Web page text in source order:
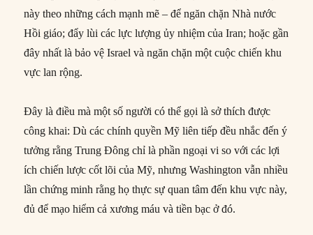
này theo những cách mạnh mẽ – để ngăn chặn Nhà nước
Hồi giáo; đẩy lùi các lực lượng ủy nhiệm của Iran; hoặc gần
đây nhất là bảo vệ Israel và ngăn chặn một cuộc chiến khu
vực lan rộng.
Đây là điều mà một số người có thể gọi là sở thích được
công khai: Dù các chính quyền Mỹ liên tiếp đều nhắc đến ý
tưởng rằng Trung Đông chỉ là phần ngoại vi so với các lợi
ích chiến lược cốt lõi của Mỹ, nhưng Washington vẫn nhiều
lần chứng minh rằng họ thực sự quan tâm đến khu vực này,
đủ để mạo hiểm cả xương máu và tiền bạc ở đó.